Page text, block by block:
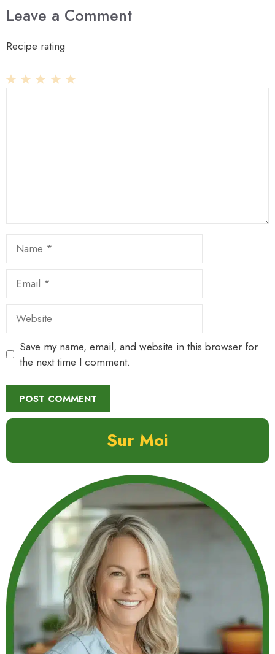
Leave a Comment
Recipe rating
Name
Email
Website
Save my name, email, and website in this browser for
the next time I comment.
Sur Moi